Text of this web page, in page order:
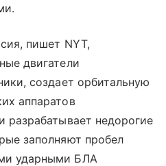
пишет NYT,
двигатели
создает орбитальную
аппаратов
разрабатывает недорогие
заполняют пробел
ударными БЛА